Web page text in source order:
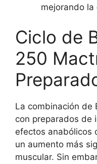
mejorando la
Ciclo de
250
La combinación de
con preparados de
efectos anabólicos
un aumento más
muscular. Sin